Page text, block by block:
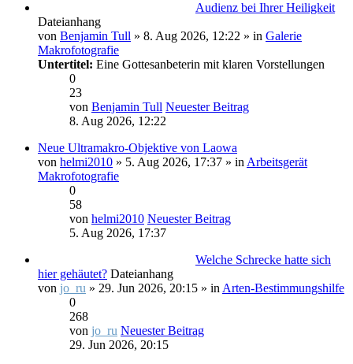
Audienz bei Ihrer Heiligkeit
Dateianhang
von Benjamin Tull » 8. Aug 2026, 12:22 » in Galerie
Makrofotografie
Untertitel: Eine Gottesanbeterin mit klaren Vorstellungen
0
23
von Benjamin Tull Neuester Beitrag
8. Aug 2026, 12:22
Neue Ultramakro-Objektive von Laowa
von helmi2010 » 5. Aug 2026, 17:37 » in Arbeitsgerät
Makrofotografie
0
58
von helmi2010 Neuester Beitrag
5. Aug 2026, 17:37
Welche Schrecke hatte sich
hier gehäutet? Dateianhang
von jo_ru » 29. Jun 2026, 20:15 » in Arten-Bestimmungshilfe
0
268
von jo_ru Neuester Beitrag
29. Jun 2026, 20:15